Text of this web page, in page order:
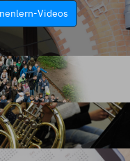
Videos